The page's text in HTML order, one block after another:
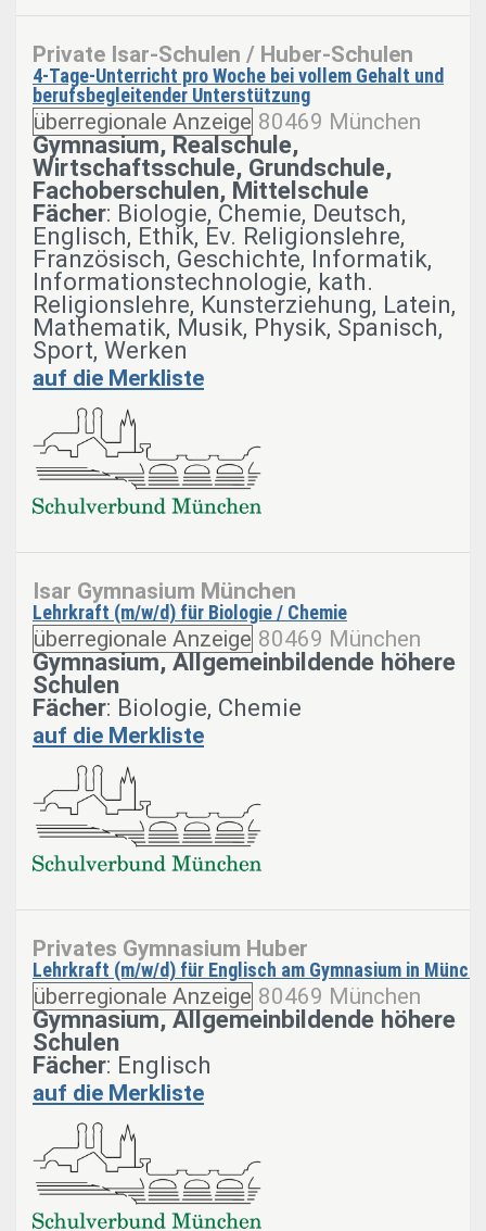
Private Isar-Schulen / Huber-Schulen
4-Tage-Unterricht pro Woche bei vollem Gehalt und
berufsbegleitender Unterstützung
überregionale Anzeige 80469 München
Gymnasium, Realschule,
Wirtschaftsschule, Grundschule,
Fachoberschulen, Mittelschule
Fächer: Biologie, Chemie, Deutsch,
Englisch, Ethik, Ev. Religionslehre,
Französisch, Geschichte, Informatik,
Informationstechnologie, kath.
Religionslehre, Kunsterziehung, Latein,
Mathematik, Musik, Physik, Spanisch,
Sport, Werken
auf die Merkliste
Isar Gymnasium München
Lehrkraft (m/w/d) für Biologie / Chemie
überregionale Anzeige 80469 München
Gymnasium, Allgemeinbildende höhere
Schulen
Fächer: Biologie, Chemie
auf die Merkliste
Privates Gymnasium Huber
Lehrkraft (m/w/d) für Englisch am Gymnasium in
überregionale Anzeige 80469 München
Gymnasium, Allgemeinbildende höhere
Schulen
Fächer: Englisch
auf die Merkliste